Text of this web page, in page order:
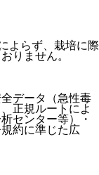
よらず、栽培に際
りません。
データ（急性毒
正規ルートによ
センター等）・
約に準じた広